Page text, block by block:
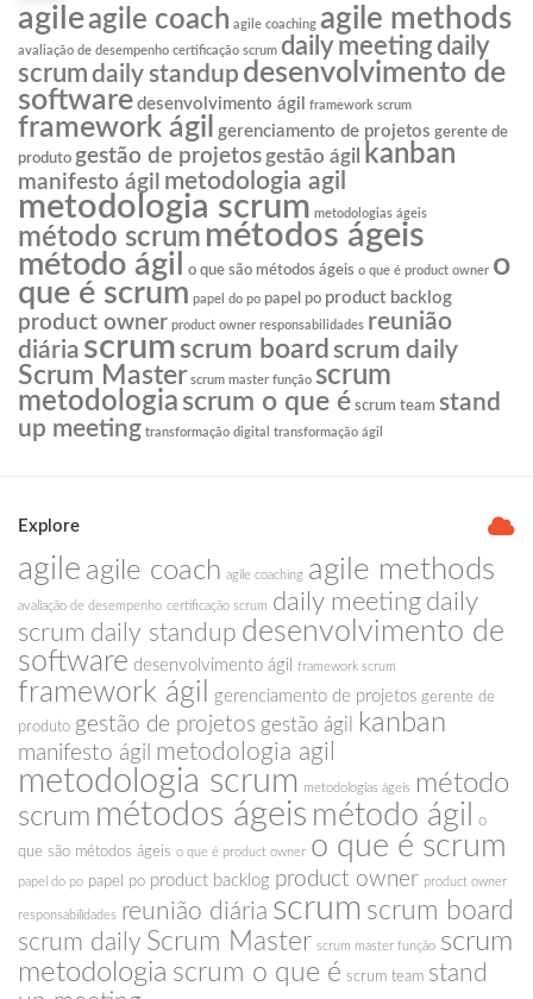
agileagile coach agile coaching agile methods
avaliação de desempenho certificação scrum daily meeting daily
scrumdaily standup desenvolvimento de
software desenvolvimento ágil framework scrum
framework ágil gerenciamento de projetos gerente de
produto gestão de projetos gestão ágil kanban
manifesto ágil metodologia agil
metodologia scrum metodologias ágeis
método scrum métodos ágeis
método ágil o que são métodos ágeis o que é product owner o
que é scrum papel do po papel po product backlog
product owner product owner responsabilidades reunião
diária scrum scrum board scrum daily
Scrum Master scrum master função scrum
metodologia scrum o que é scrum team stand
up meeting transformação digital transformação ágil
Explore
agile agile coach agile coaching agile methods
avaliação de desempenho certificação scrum daily meeting daily
scrum daily standup desenvolvimento de
software desenvolvimento ágil framework scrum
framework ágil gerenciamento de projetos gerente de
produto gestão de projetos gestão ágil kanban
manifesto ágil metodologia agil
metodologia scrum metodologias ágeis
método
scrum métodos ágeis método ágil
o
que são métodos ágeis o que é product owner o que é scrum
papel do po papel po product backlog product owner product owner
responsabilidades reunião diária scrum scrum board
scrum daily Scrum Master scrum master função scrum
metodologia scrum o que é scrum team stand